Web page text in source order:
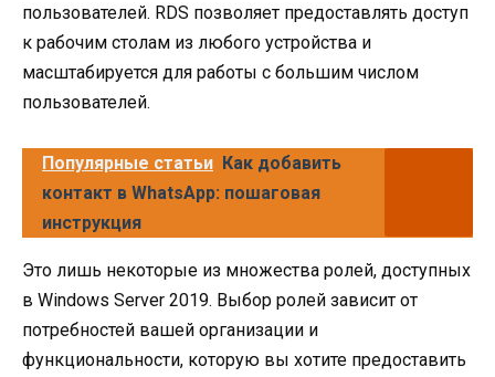
пользователей. RDS позволяет предоставлять доступ
к рабочим столам из любого устройства и
масштабируется для работы с большим числом
пользователей.
Популярные статьи Как добавить
контакт в WhatsApp: пошаговая
инструкция
Это лишь некоторые из множества ролей, доступных
в Windows Server 2019. Выбор ролей зависит от
потребностей вашей организации и
функциональности, которую вы хотите предоставить